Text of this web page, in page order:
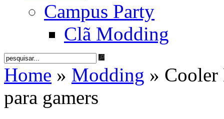
Campus Party
Clã Modding
Home » Modding » Cooler
para gamers